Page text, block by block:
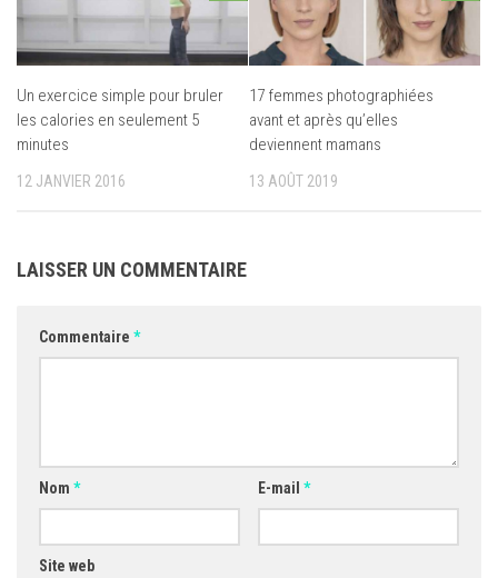
Un exercice simple pour bruler
les calories en seulement 5
minutes
12 JANVIER 2016
17 femmes photographiées
avant et après qu’elles
deviennent mamans
13 AOÛT 2019
LAISSER UN COMMENTAIRE
Commentaire *
Nom * E-mail *
Site web